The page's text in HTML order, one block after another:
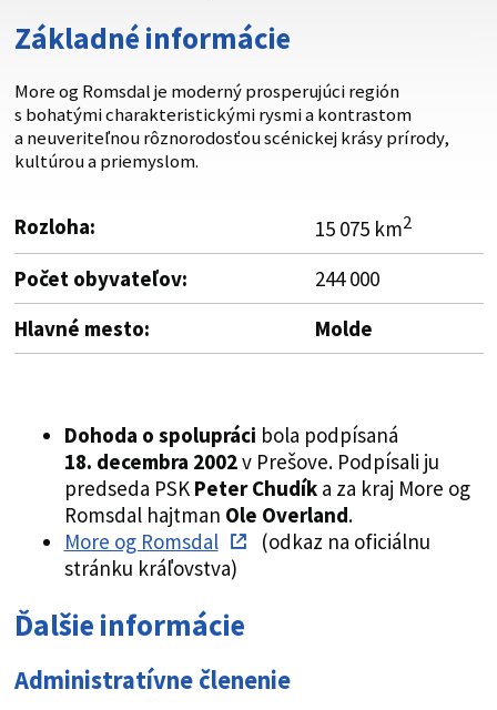
Základné informácie
More og Romsdal je moderný prosperujúci región
s bohatými charakteristickými rysmi a kontrastom
a neuveriteľnou rôznorodosťou scénickej krásy prírody,
kultúrou a priemyslom.
Rozloha: 15 075 km2
Počet obyvateľov:
244 000
Hlavné mesto: Molde
Dohoda o spolupráci bola podpísaná
18. decembra 2002v Prešove. Podpísali ju
predseda PSK Peter Chudíka za kraj More og
Romsdal hajtman Ole Overland.
More og Romsdal
(odkaz na oficiálnu
stránku kráľovstva)
Ďalšie informácie
Administratívne členenie